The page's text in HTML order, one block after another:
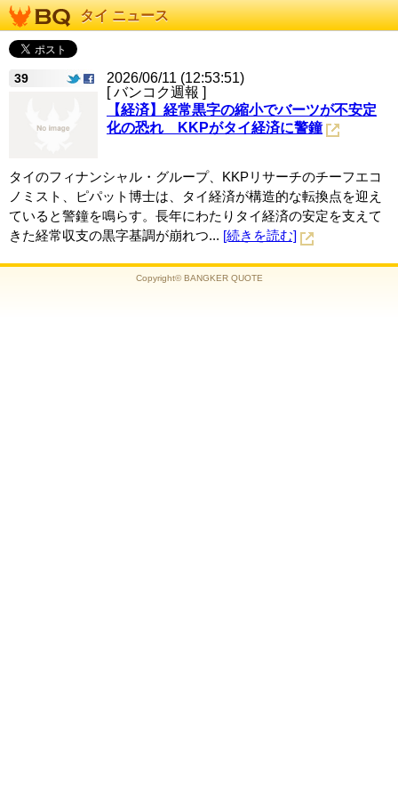
タイ ニュース
39
2026/06/11 (12:53:51)
[ バンコク週報 ]
【経済】経常黒字の縮小でバーツが不安定
化の恐れ KKPがタイ経済に警鐘
タイのフィナンシャル・グループ、KKPリサーチのチーフエコ
ノミスト、ピパット博士は、タイ経済が構造的な転換点を迎え
ていると警鐘を鳴らす。長年にわたりタイ経済の安定を支えて
きた経常収支の黒字基調が崩れつ... [続きを読む]
Copyright© BANGKER QUOTE